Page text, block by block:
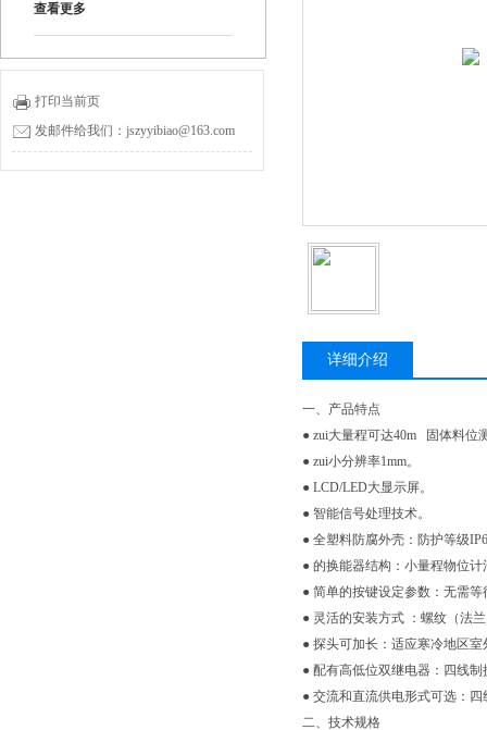
查看更多
打印当前页
发邮件给我们：jszyyibiao@163.com
详细介绍
一、产品特点
● zui大量程可达40m 固体料位
● zui小分辨率1mm。
● LCD/LED大显示屏。
● 智能信号处理技术。
● 全塑料防腐外壳：防护等级
● 的换能器结构：小量程物位
● 简单的按键设定参数：无需
● 灵活的安装方式 ：螺纹（法
● 探头可加长：适应寒冷地区
● 配有高低位双继电器：四线制
● 交流和直流供电形式可选：
二、技术规格